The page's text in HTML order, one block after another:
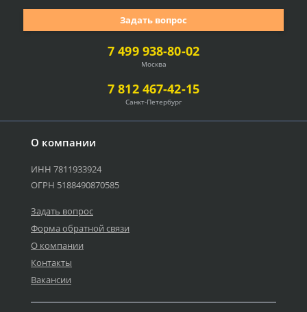
О компании
ИНН 7811933924
ОГРН 5188490870585
Задать вопрос
Форма обратной связи
О компании
Контакты
Вакансии
7 499 938-80-02
Москва
7 812 467-42-15
Санкт-Петербург
Задать вопрос